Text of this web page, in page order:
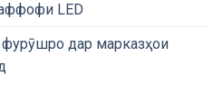
LED
дар марказҳои